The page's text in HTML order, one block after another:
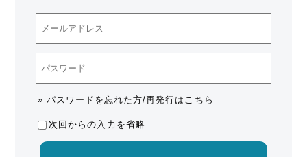
» パスワードを忘れた方/再発行はこちら
次回からの入力を省略